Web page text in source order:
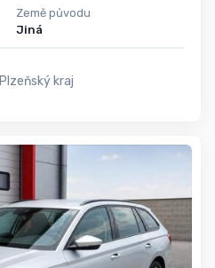
Země původu
Jiná
Plzeňský kraj